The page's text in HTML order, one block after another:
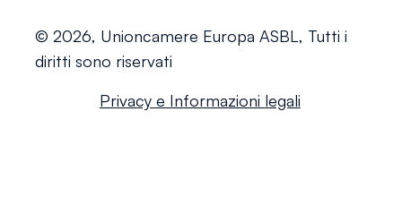
© 2026, Unioncamere Europa ASBL, Tutti i
diritti sono riservati
Privacy e Informazioni legali